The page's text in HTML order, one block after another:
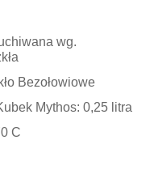
wg.
Bezołowiowe
Mythos: 0,25 litra
C